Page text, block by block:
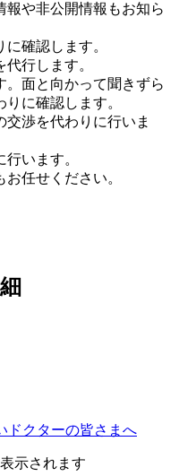
報や非公開情報もお知ら
確認します。
行します。
。面と向かって聞きずら
に確認します。
渉を代わりに行いま
います。
任せください。
ドクターの皆さまへ
示されます